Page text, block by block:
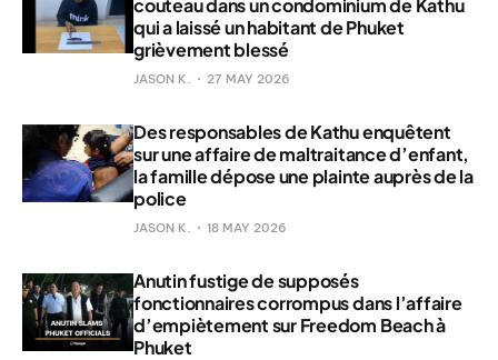
qui a laissé un habitant de Phuket
grièvement blessé
JASON K. 27 MAY 2026
Des responsables de Kathu enquêtent
sur une affaire de maltraitance d’enfant,
la famille dépose une plainte auprès de la
police
JASON K. 18 MAY 2026
Anutin fustige de supposés
fonctionnaires corrompus dans l’affaire
d’empiètement sur Freedom Beach à
Phuket